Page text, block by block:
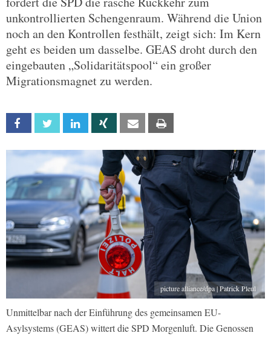
unkontrollierten Schengenraum. Während die Union
noch an den Kontrollen festhält, zeigt sich: Im Kern
geht es beiden um dasselbe. GEAS droht durch den
eingebauten „Solidaritätspool“ ein großer
Migrationsmagnet zu werden.
Facebook Twitter Linkedin Xing Email
picture alliance/dpa | Patrick Pleul
Unmittelbar nach der Einführung des gemeinsamen EU-
Asylsystems (GEAS) wittert die SPD Morgenluft. Die Genossen